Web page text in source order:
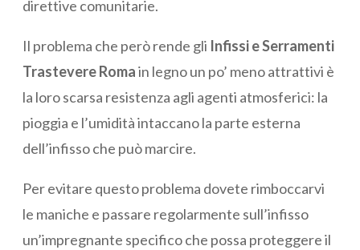
direttive comunitarie.
Il problema che però rende gli Infissi e Serramenti
Trastevere Romain legno un po’ meno attrattivi è
la loro scarsa resistenza agli agenti atmosferici: la
pioggia e l’umidità intaccano la parte esterna
dell’infisso che può marcire.
Per evitare questo problema dovete rimboccarvi
le maniche e passare regolarmente sull’infisso
un’impregnante specifico che possa proteggere il